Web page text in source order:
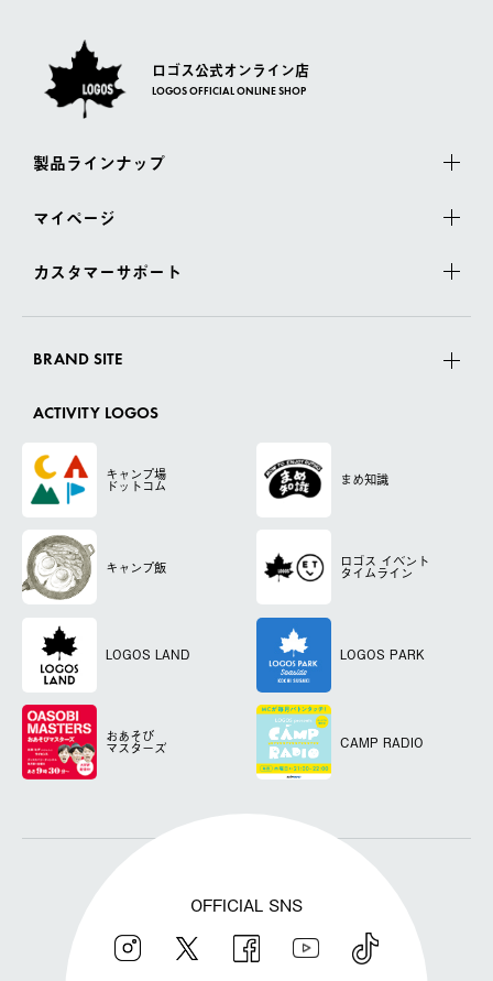
ロゴス公式オンライン店
LOGOS OFFICIAL ONLINE SHOP
製品ラインナップ
マイページ
カスタマーサポート
BRAND SITE
ACTIVITY LOGOS
キャンプ場
ドットコム まめ知識
キャンプ飯 ロゴス イベント
タイムライン
LOGOS LAND LOGOS PARK
おあそび
マスターズ CAMP RADIO
OFFICIAL SNS